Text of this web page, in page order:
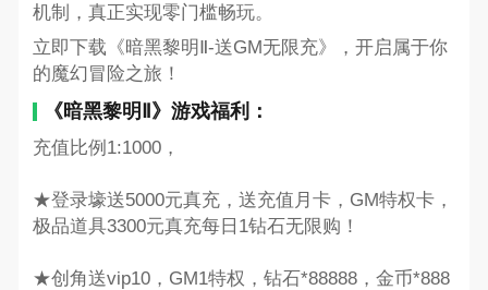
机制，真正实现零门槛畅玩。
立即下载《暗黑黎明Ⅱ-送GM无限充》，开启属于你
的魔幻冒险之旅！
《暗黑黎明Ⅱ》游戏福利：
充值比例1:1000，
★登录壕送5000元真充，送充值月卡，GM特权卡，
极品道具3300元真充每日1钻石无限购！
★创角送vip10，GM1特权，钻石*88888，金币*888